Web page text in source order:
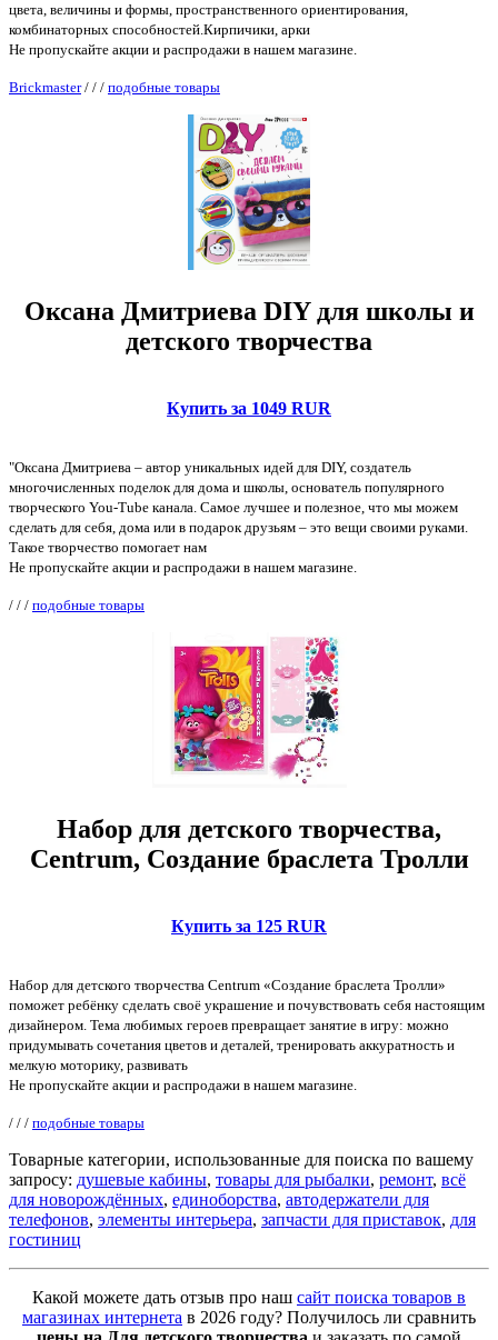
цвета, величины и формы, пространственного ориентирования,
комбинаторных способностей.Кирпичики, арки
Не пропускайте акции и распродажи в нашем магазине.
Brickmaster/ / / подобные товары
Оксана Дмитриева DIY для школы и
детского творчества
Купить за 1049 RUR
"Оксана Дмитриева – автор уникальных идей для DIY, создатель
многочисленных поделок для дома и школы, основатель популярного
творческого You-Tube канала. Самое лучшее и полезное, что мы можем
сделать для себя, дома или в подарок друзьям – это вещи своими руками.
Такое творчество помогает нам
Не пропускайте акции и распродажи в нашем магазине.
/ / / подобные товары
Набор для детского творчества,
Centrum, Создание браслета Тролли
Купить за 125 RUR
Набор для детского творчества Centrum «Создание браслета Тролли»
поможет ребёнку сделать своё украшение и почувствовать себя настоящим
дизайнером. Тема любимых героев превращает занятие в игру: можно
придумывать сочетания цветов и деталей, тренировать аккуратность и
мелкую моторику, развивать
Не пропускайте акции и распродажи в нашем магазине.
/ / / подобные товары
Товарные категории, использованные для поиска по вашему
запросу: душевые кабины, товары для рыбалки, ремонт, всё
для новорождённых, единоборства, автодержатели для
телефонов, элементы интерьера, запчасти для приставок, для
гостиниц
Какой можете дать отзыв про наш сайт поиска товаров в
магазинах интернета в 2026 году? Получилось ли сравнить